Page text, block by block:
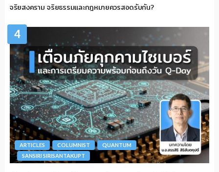
จริยสงคราม จริยธรรมและกฎหมายควรสอดรับกัน?
4
ARTICLES COLUMNIST
QUANTUM
SANSIRI SIRISANTAKUPT